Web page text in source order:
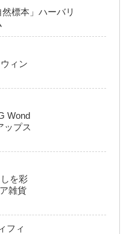
然標本」ハーバリ
ィン
Wond
ップス
しを彩
雑貨
フィ